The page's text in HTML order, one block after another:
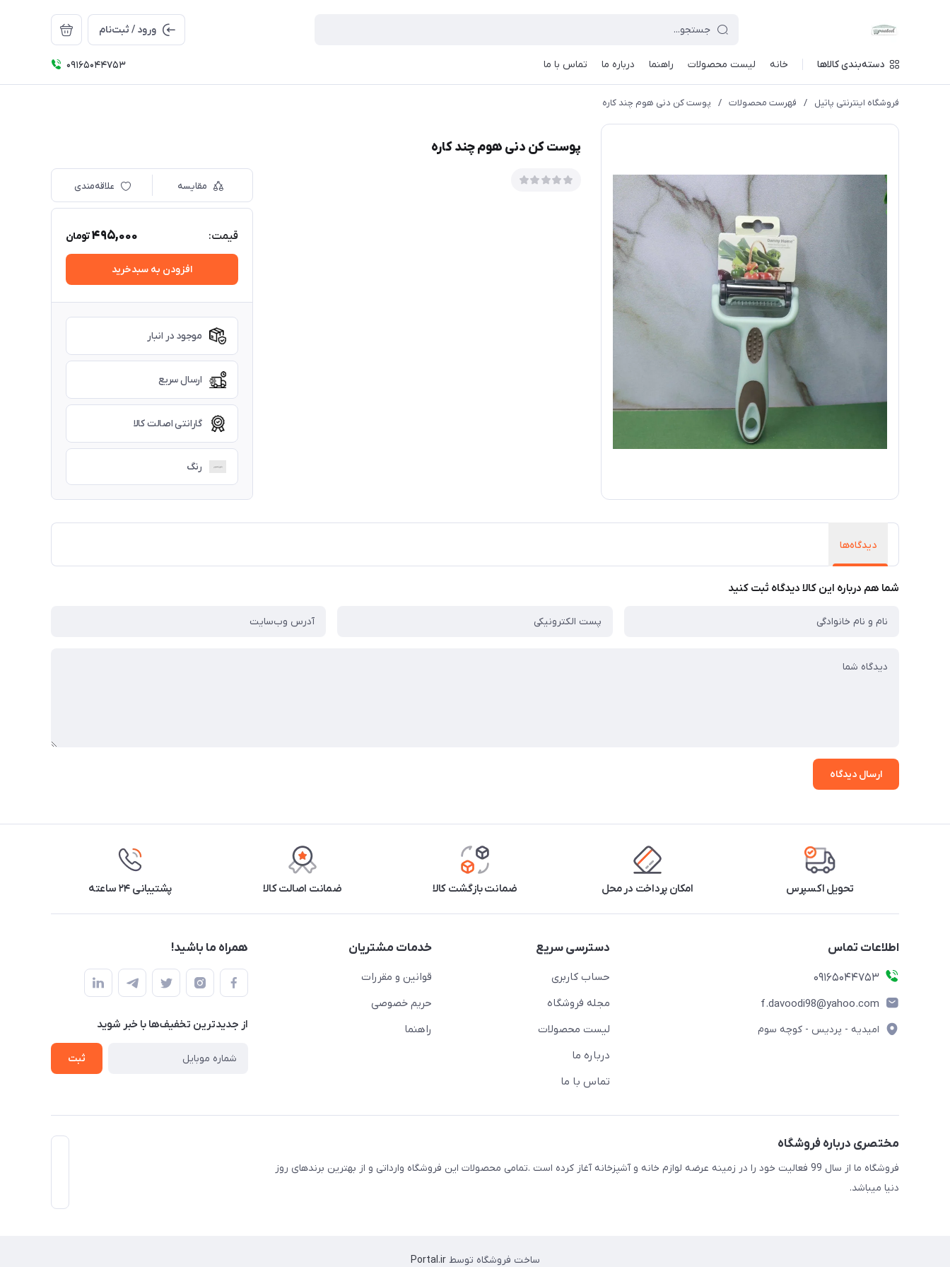
ورود / ثبت‌نام
دسته‌بندی کالاها خانه لیست محصولات راهنما درباره ما تماس با ما 09165044753
فروشگاه اینترنتی پاتیل / فهرست محصولات / پوست کن دنی هوم چند کاره
پوست کن دنی هوم چند کاره
مقایسه علاقه‌مندی
قیمت: 495,000تومان
افزودن به سبدخرید
موجود در انبار
ارسال سریع
گارانتی اصالت کالا
رنگ
دیدگاه‌ها
شما هم درباره این کالا دیدگاه ثبت کنید
ارسال دیدگاه
تحویل اکسپرس امکان پرداخت در محل ضمانت بازگشت کالا ضمانت اصالت کالا پشتیبانی ۲۴ ساعته
اطلاعات تماس
09165044753
f.davoodi98@yahoo.com
امیدیه - پردیس - کوچه سوم
دسترسی سریع
حساب کاربری
مجله فروشگاه
لیست محصولات
درباره ما
تماس با ما
خدمات مشتریان
قوانین و مقررات
حریم خصوصی
راهنما
همراه ما باشید!
از جدید‌ترین تخفیف‌ها با‌ خبر شوید
ثبت
مختصری درباره فروشگاه
فروشگاه ما از سال 99 فعالیت خود را در زمینه عرضه لوازم خانه و آشپزخانه آغاز کرده است .تمامی محصولات این فروشگاه وارداتی و از بهترین برندهای روز
دنیا میباشد.
ساخت فروشگاه توسطPortal.ir